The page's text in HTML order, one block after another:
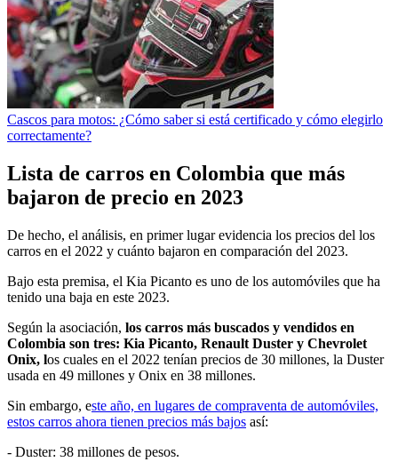
Cascos para motos: ¿Cómo saber si está certificado y cómo elegirlo
correctamente?
Lista de carros en Colombia que más
bajaron de precio en 2023
De hecho, el análisis, en primer lugar evidencia los precios del los
carros en el 2022 y cuánto bajaron en comparación del 2023.
Bajo esta premisa, el Kia Picanto es uno de los automóviles que ha
tenido una baja en este 2023.
Según la asociación, los carros más buscados y vendidos en
Colombia son tres: Kia Picanto, Renault Duster y Chevrolet
Onix, los cuales en el 2022 tenían precios de 30 millones, la Duster
usada en 49 millones y Onix en 38 millones.
Sin embargo, este año, en lugares de compraventa de automóviles,
estos carros ahora tienen precios más bajos así:
- Duster: 38 millones de pesos.